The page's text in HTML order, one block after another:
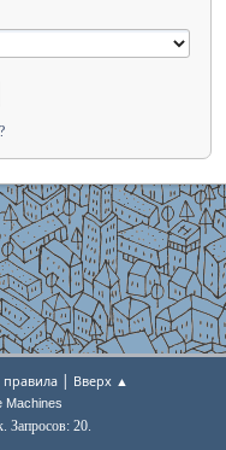
правила | Вверх ▲
Machines
Запросов: 20.